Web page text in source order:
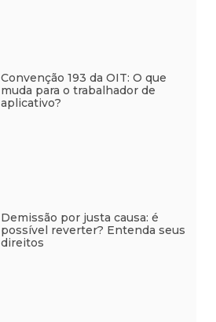
Convenção 193 da OIT: O que
muda para o trabalhador de
aplicativo?
Demissão por justa causa: é
possível reverter? Entenda seus
direitos